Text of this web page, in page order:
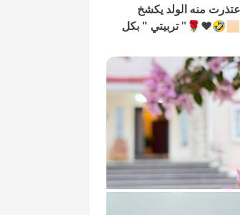
منه الولد يكشخ
بالليسن "رخصة السياقة" والسيارة الجديدة وقال ما تركبها إلا عمتي أول وحدة 🫶🏻🤣❤️🌹" تربيتي " بكل